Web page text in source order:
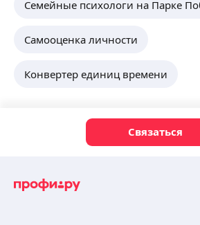
Семейные психологи на Парке
Самооценка личности
Конвертер единиц времени
Связаться